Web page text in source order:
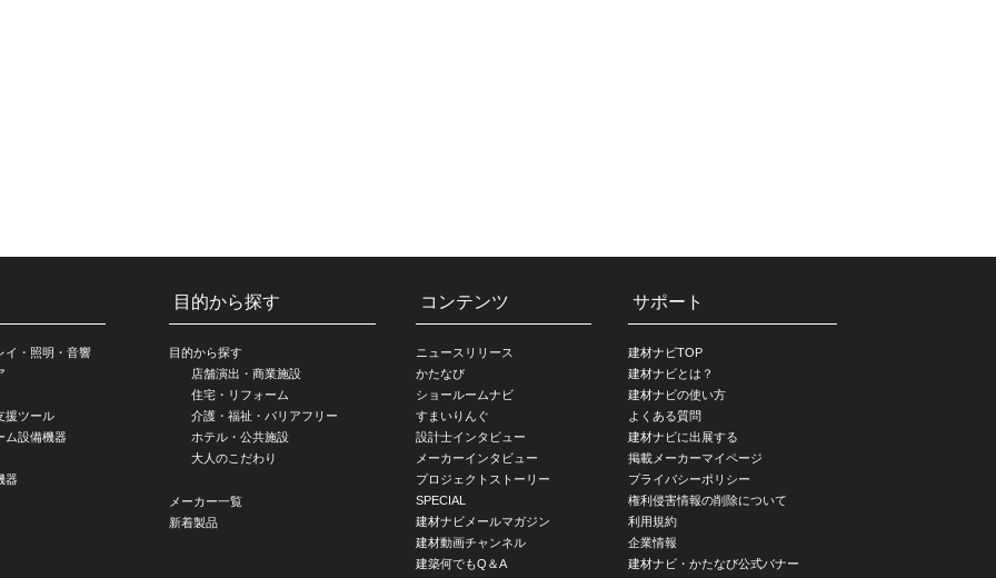
イ・照明・音響
援ツール
ム設備機器
器
目的から探す
目的から探す
店舗演出・商業施設
住宅・リフォーム
介護・福祉・バリアフリー
ホテル・公共施設
大人のこだわり
メーカー一覧
新着製品
コンテンツ
ニュースリリース
かたなび
ショールームナビ
すまいりんぐ
設計士インタビュー
メーカーインタビュー
プロジェクトストーリー
SPECIAL
建材ナビメールマガジン
建材動画チャンネル
建築何でもQ＆A
サポート
建材ナビTOP
建材ナビとは？
建材ナビの使い方
よくある質問
建材ナビに出展する
掲載メーカーマイページ
プライバシーポリシー
権利侵害情報の削除について
利用規約
企業情報
建材ナビ・かたなび公式バナー